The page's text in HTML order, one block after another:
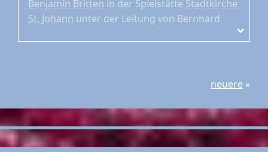
Benjamin Britten in der Spielstätte Stadtkirche
St. Johann unter der Leitung von Bernhard
neuere »